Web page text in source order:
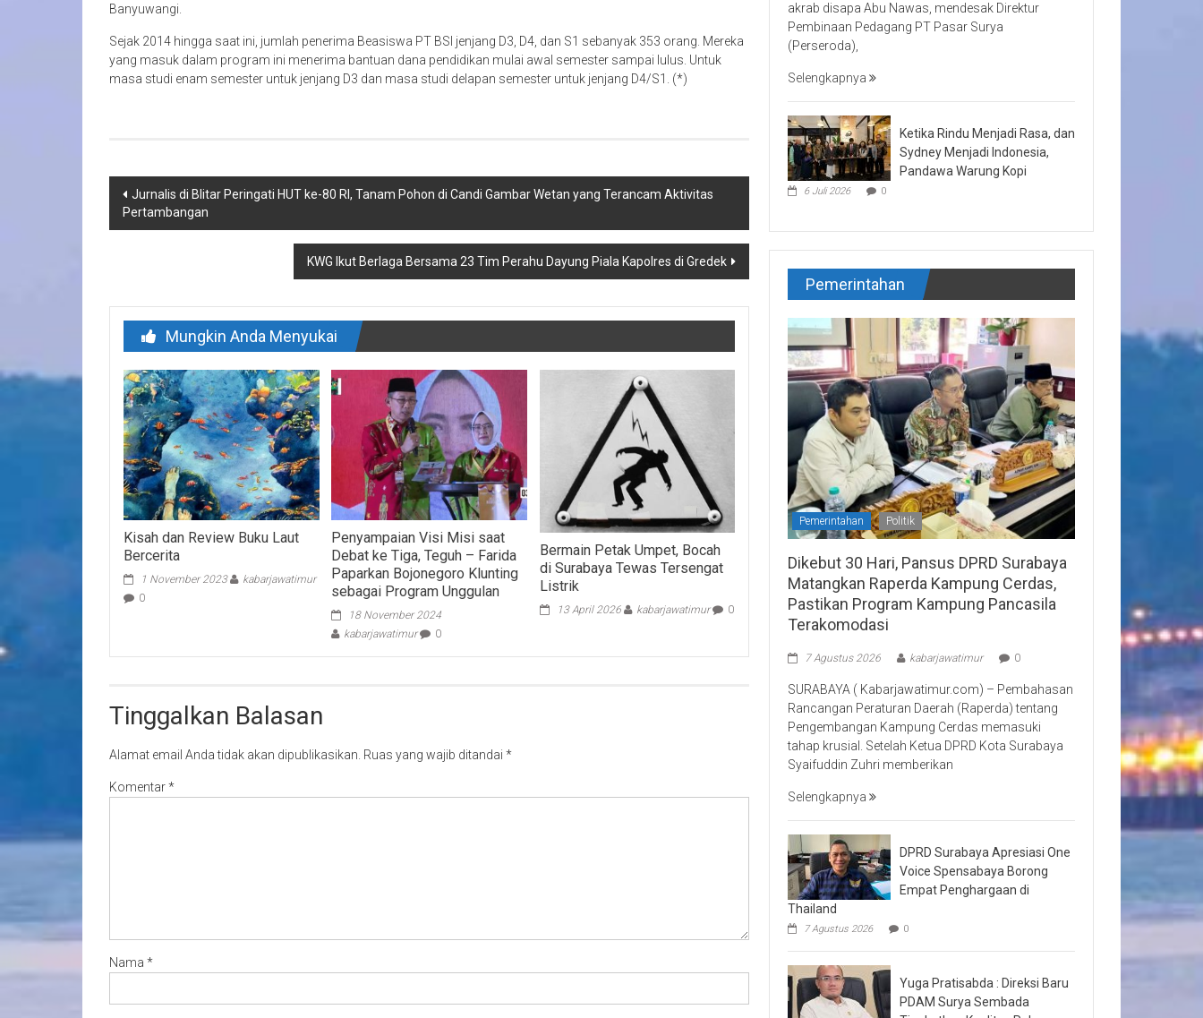
Banyuwangi.
Sejak 2014 hingga saat ini, jumlah penerima Beasiswa PT BSI jenjang D3, D4, dan S1 sebanyak 353 orang. Mereka
yang masuk dalam program ini menerima bantuan dana pendidikan mulai awal semester sampai lulus. Untuk
masa studi enam semester untuk jenjang D3 dan masa studi delapan semester untuk jenjang D4/S1. (*)
Navigasi
pos
Jurnalis di Blitar Peringati HUT ke-80 RI, Tanam Pohon di Candi Gambar Wetan yang Terancam Aktivitas
Pertambangan
KWG Ikut Berlaga Bersama 23 Tim Perahu Dayung Piala Kapolres di Gredek
Mungkin Anda Menyukai
Kisah dan Review Buku Laut
Bercerita
1 November 2023
kabarjawatimur
0
Penyampaian Visi Misi saat
Debat ke Tiga, Teguh – Farida
Paparkan Bojonegoro Klunting
sebagai Program Unggulan
18 November 2024
kabarjawatimur
0
Bermain Petak Umpet, Bocah
di Surabaya Tewas Tersengat
Listrik
13 April 2026 kabarjawatimur 0
Tinggalkan Balasan
Alamat email Anda tidak akan dipublikasikan. Ruas yang wajib ditandai *
Komentar*
Nama *
akrab disapa Abu Nawas, mendesak Direktur
Pembinaan Pedagang PT Pasar Surya
(Perseroda),
Selengkapnya
Ketika Rindu Menjadi Rasa, dan
Sydney Menjadi Indonesia,
Pandawa Warung Kopi
6 Juli 2026 0
Pemerintahan
Pemerintahan Politik
Dikebut 30 Hari, Pansus DPRD Surabaya
Matangkan Raperda Kampung Cerdas,
Pastikan Program Kampung Pancasila
Terakomodasi
7 Agustus 2026 kabarjawatimur 0
SURABAYA ( Kabarjawatimur.com) – Pembahasan
Rancangan Peraturan Daerah (Raperda) tentang
Pengembangan Kampung Cerdas memasuki
tahap krusial. Setelah Ketua DPRD Kota Surabaya
Syaifuddin Zuhri memberikan
Selengkapnya
DPRD Surabaya Apresiasi One
Voice Spensabaya Borong
Empat Penghargaan di
Thailand
7 Agustus 2026 0
Yuga Pratisabda : Direksi Baru
PDAM Surya Sembada